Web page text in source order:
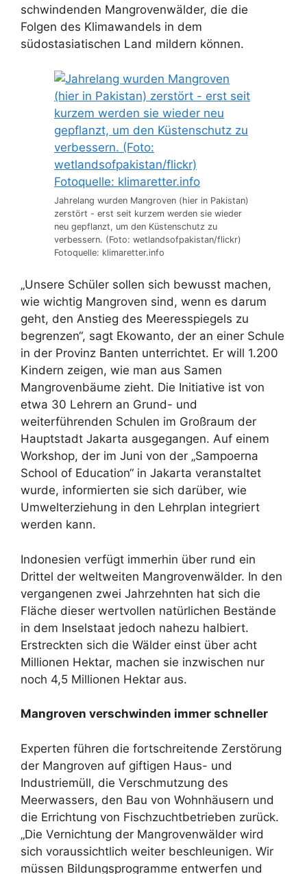
schwindenden Mangrovenwälder, die die
Folgen des Klimawandels in dem
südostasiatischen Land mildern können.
Jahrelang wurden Mangroven (hier in Pakistan)
zerstört - erst seit kurzem werden sie wieder
neu gepflanzt, um den Küstenschutz zu
verbessern. (Foto: wetlandsofpakistan/flickr)
Fotoquelle: klimaretter.info
„Unsere Schüler sollen sich bewusst machen,
wie wichtig Mangroven sind, wenn es darum
geht, den Anstieg des Meeresspiegels zu
begrenzen“, sagt Ekowanto, der an einer Schule
in der Provinz Banten unterrichtet. Er will 1.200
Kindern zeigen, wie man aus Samen
Mangrovenbäume zieht. Die Initiative ist von
etwa 30 Lehrern an Grund- und
weiterführenden Schulen im Großraum der
Hauptstadt Jakarta ausgegangen. Auf einem
Workshop, der im Juni von der „Sampoerna
School of Education“ in Jakarta veranstaltet
wurde, informierten sie sich darüber, wie
Umwelterziehung in den Lehrplan integriert
werden kann.
Indonesien verfügt immerhin über rund ein
Drittel der weltweiten Mangrovenwälder. In den
vergangenen zwei Jahrzehnten hat sich die
Fläche dieser wertvollen natürlichen Bestände
in dem Inselstaat jedoch nahezu halbiert.
Erstreckten sich die Wälder einst über acht
Millionen Hektar, machen sie inzwischen nur
noch 4,5 Millionen Hektar aus.
Mangroven verschwinden immer schneller
Experten führen die fortschreitende Zerstörung
der Mangroven auf giftigen Haus- und
Industriemüll, die Verschmutzung des
Meerwassers, den Bau von Wohnhäusern und
die Errichtung von Fischzuchtbetrieben zurück.
„Die Vernichtung der Mangrovenwälder wird
sich voraussichtlich weiter beschleunigen. Wir
müssen Bildungsprogramme entwerfen und